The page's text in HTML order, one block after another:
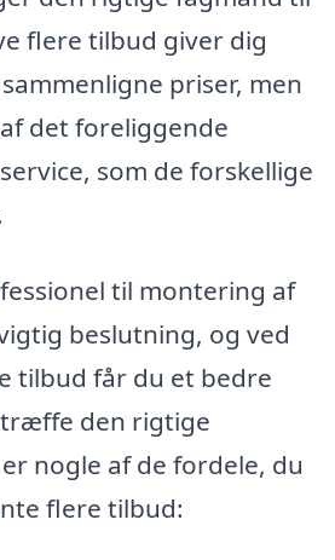
flere tilbud giver dig
priser, men
det foreliggende
som de forskellige
til montering af
beslutning, og ved
tilbud får du et bedre
den rigtige
nogle af de fordele, du
flere tilbud: